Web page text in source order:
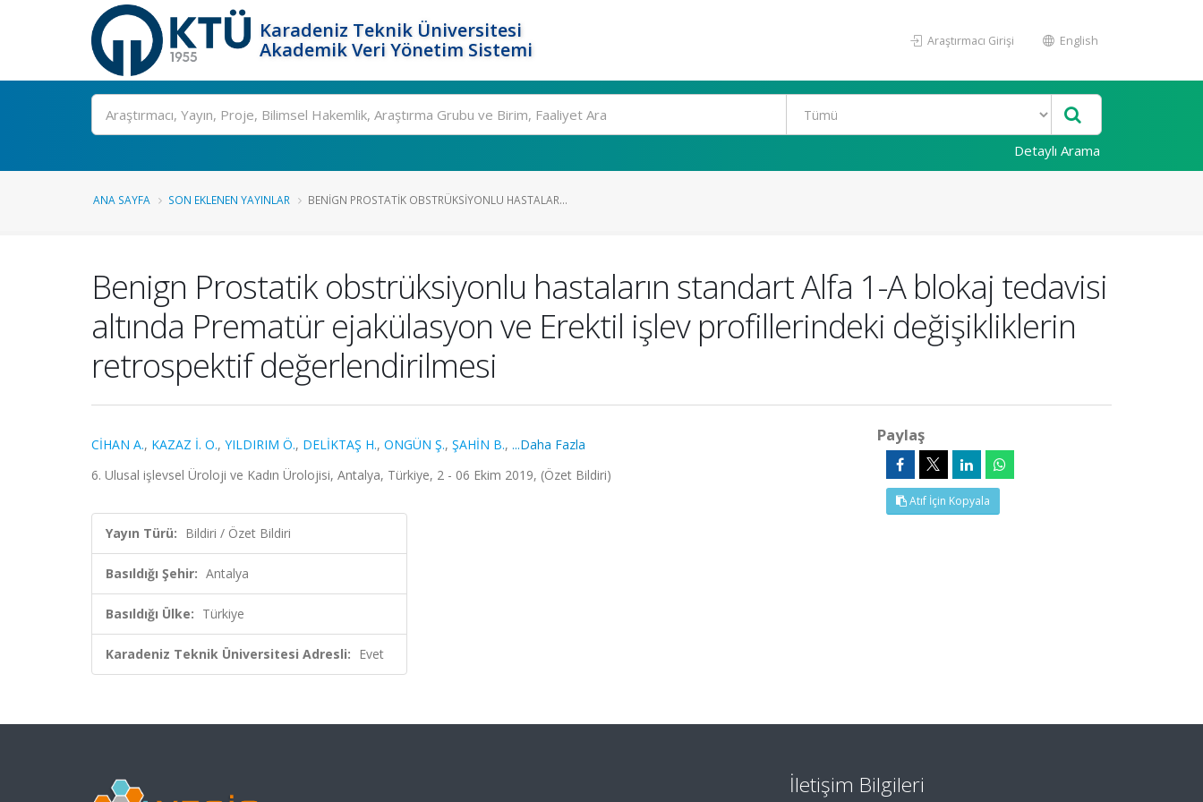
Karadeniz Teknik Üniversitesi
Akademik Veri Yönetim Sistemi
Araştırmacı Girişi English
Ara
Detaylı Arama
ANA SAYFA SON EKLENEN YAYINLAR BENIGN PROSTATIK OBSTRÜKSIYONLU HASTALAR...
Benign Prostatik obstrüksiyonlu hastaların standart Alfa 1-A blokaj tedavisi
altında Prematür ejakülasyon ve Erektil işlev profillerindeki değişikliklerin
retrospektif değerlendirilmesi
CİHAN A., KAZAZ İ. O., YILDIRIM Ö., DELİKTAŞ H., ONGÜN Ş., ŞAHİN B., ...Daha Fazla
6. Ulusal işlevsel Üroloji ve Kadın Ürolojisi, Antalya, Türkiye, 2 - 06 Ekim 2019, (Özet Bildiri)
Yayın Türü: Bildiri / Özet Bildiri
Basıldığı Şehir: Antalya
Basıldığı Ülke: Türkiye
Karadeniz Teknik Üniversitesi Adresli: Evet
Paylaş
Atıf İçin Kopyala
İletişim Bilgileri